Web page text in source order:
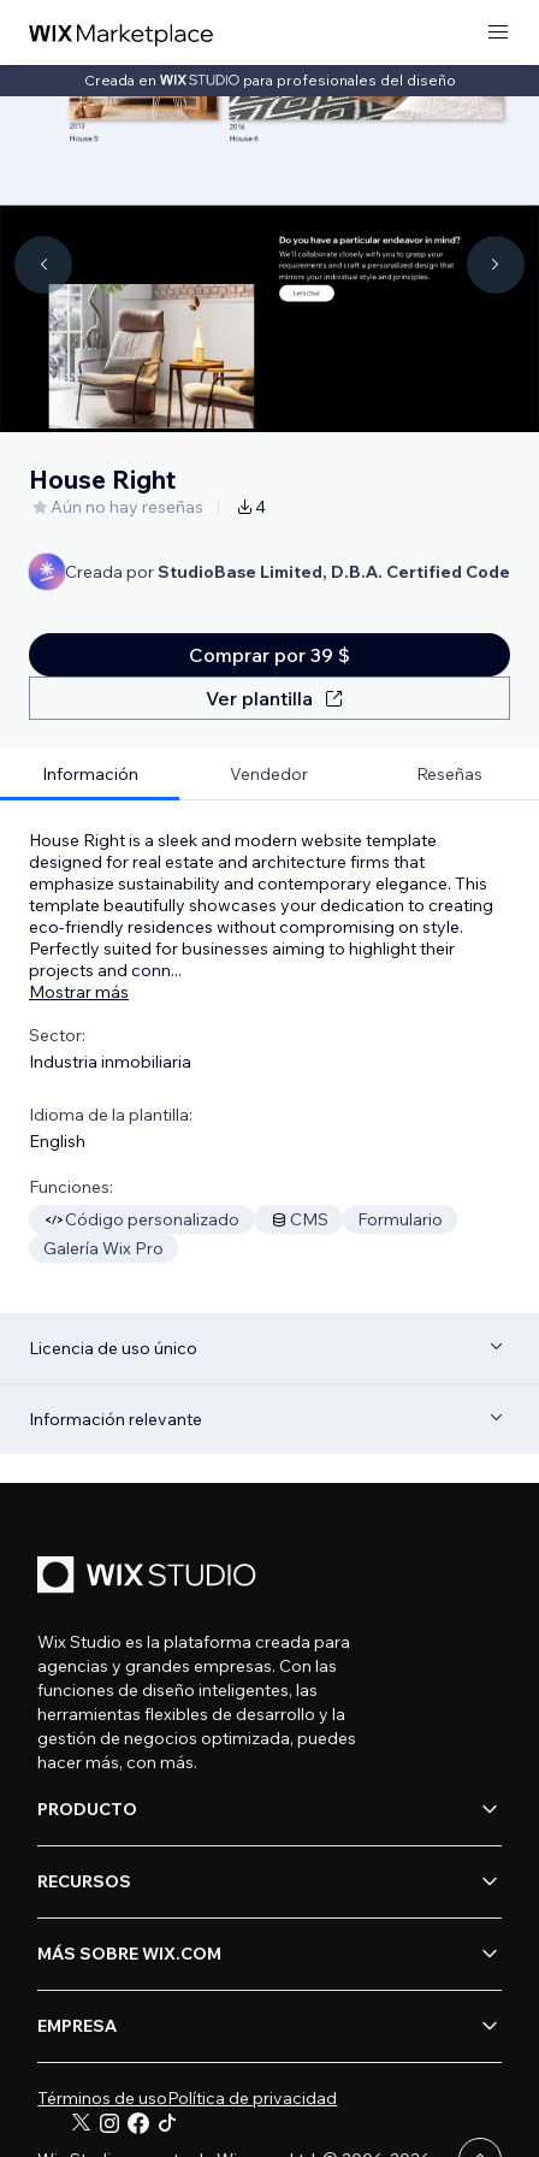
Creada en para profesionales del diseño
House Right
Aún no hay reseñas 4
Creada porStudioBase Limited, D.B.A. Certified Code
Comprar por 39 $
Ver plantilla
Información Vendedor Reseñas
House Right is a sleek and modern website template
designed for real estate and architecture firms that
emphasize sustainability and contemporary elegance. This
template beautifully showcases your dedication to creating
eco-friendly residences without compromising on style.
Perfectly suited for businesses aiming to highlight their
projects and conn...
Mostrar más
Sector:
Industria inmobiliaria
Idioma de la plantilla:
English
Funciones:
Código personalizado
CMS
Formulario
Galería Wix Pro
Licencia de uso único
Información relevante
Wix Studio es la plataforma creada para
agencias y grandes empresas. Con las
funciones de diseño inteligentes, las
herramientas flexibles de desarrollo y la
gestión de negocios optimizada, puedes
hacer más, con más.
PRODUCTO
RECURSOS
MÁS SOBRE WIX.COM
EMPRESA
Términos de usoPolítica de privacidad